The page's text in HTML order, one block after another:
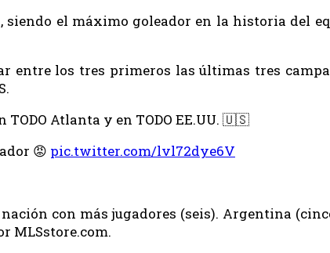
siendo el máximo goleador en la historia del
entre los tres primeros las últimas tres
TODO Atlanta y en TODO EE.UU. 🇺🇸
😡 pic.twitter.com/lvl72dye6V
con más jugadores (seis). Argentina
MLSstore.com.